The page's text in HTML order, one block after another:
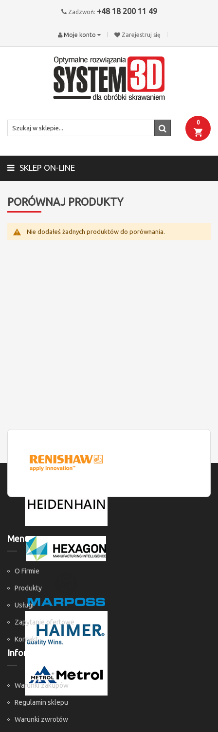
Zadzwoń: +48 18 200 11 49
Zarejestruj się
Moje konto
0
SKLEP ON-LINE
PORÓWNAJ PRODUKTY
Nie dodałeś żadnych produktów do porównania.
Menu
O Firmie
Produkty
Usługi
Zapytanie ofertowe
Kontakt
Informacje
Warunki zakupów
Regulamin sklepu
Warunki zwrotów